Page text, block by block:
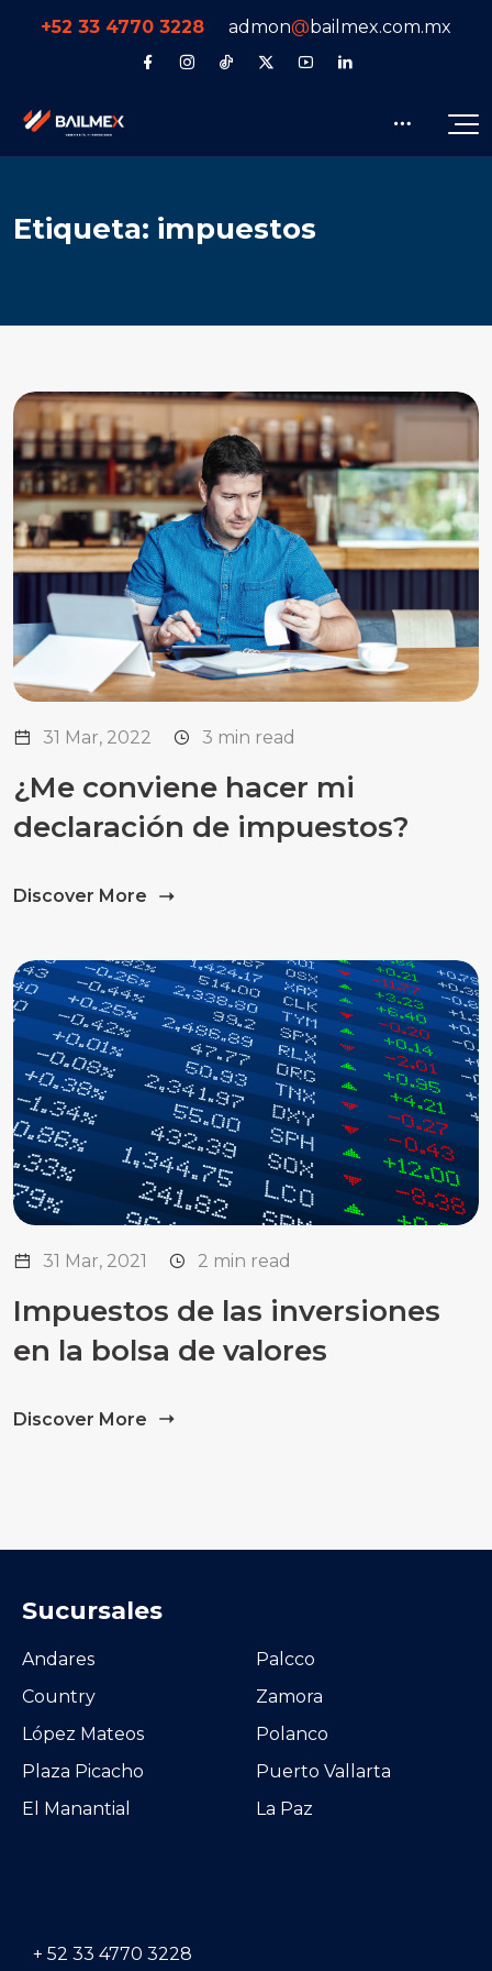
+52 33 4770 3228 admon@bailmex.com.mx
Etiqueta: impuestos
31 Mar, 2022 3 min read
¿Me conviene hacer mi
declaración de impuestos?
Discover More
31 Mar, 2021 2 min read
Impuestos de las inversiones
en la bolsa de valores
Discover More
Sucursales
Andares
Country
López Mateos
Plaza Picacho
El Manantial
Palcco
Zamora
Polanco
Puerto Vallarta
La Paz
+ 52 33 4770 3228